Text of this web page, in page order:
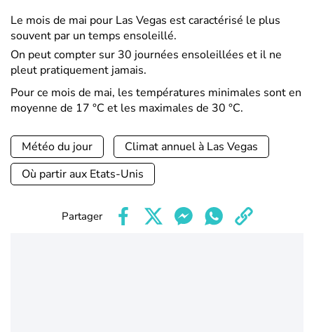
Le mois de mai pour Las Vegas est caractérisé le plus
souvent par un temps ensoleillé.
On peut compter sur 30 journées ensoleillées et il ne
pleut pratiquement jamais.
Pour ce mois de mai, les températures minimales sont en
moyenne de 17 °C et les maximales de 30 °C.
Météo du jour
Climat annuel à Las Vegas
Où partir aux Etats-Unis
Partager